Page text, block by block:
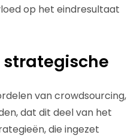
op het eindresultaat
strategische
van crowdsourcing,
dat dit deel van het
die ingezet